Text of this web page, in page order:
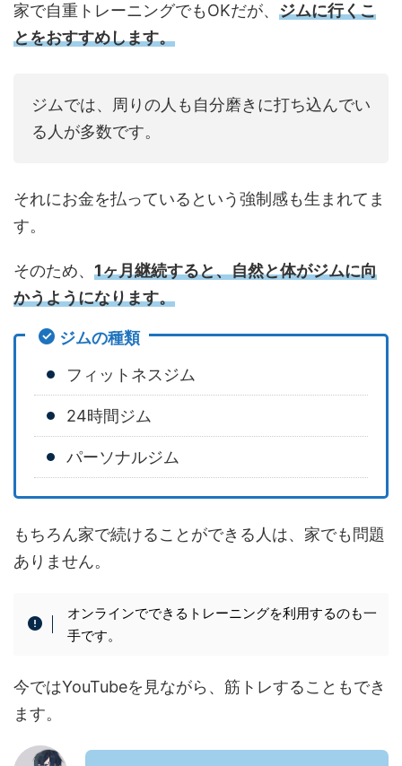
家で自重トレーニングでもOKだが、 ジムに行くこ
とをおすすめします。
ジムでは、周りの人も自分磨きに打ち込んでい
る人が多数です。
それにお金を払っているという強制感も生まれてま
す。
そのため、 1ヶ月継続すると、自然と体がジムに向
かうようになります。
ジムの種類
フィットネスジム
24時間ジム
パーソナルジム
もちろん家で続けることができる人は、家でも問題
ありません。
オンラインでできるトレーニングを利用するのも一
手です。
今ではYouTubeを見ながら、筋トレすることもでき
ます。